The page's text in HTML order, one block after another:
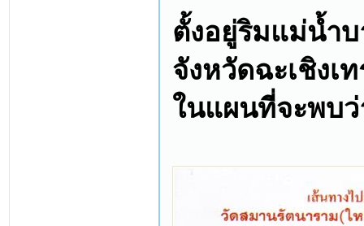
ตั้งอยู่ริมแม่น้ำ
จังหวัดฉะเชิงเ
ในแผนที่จะพบ